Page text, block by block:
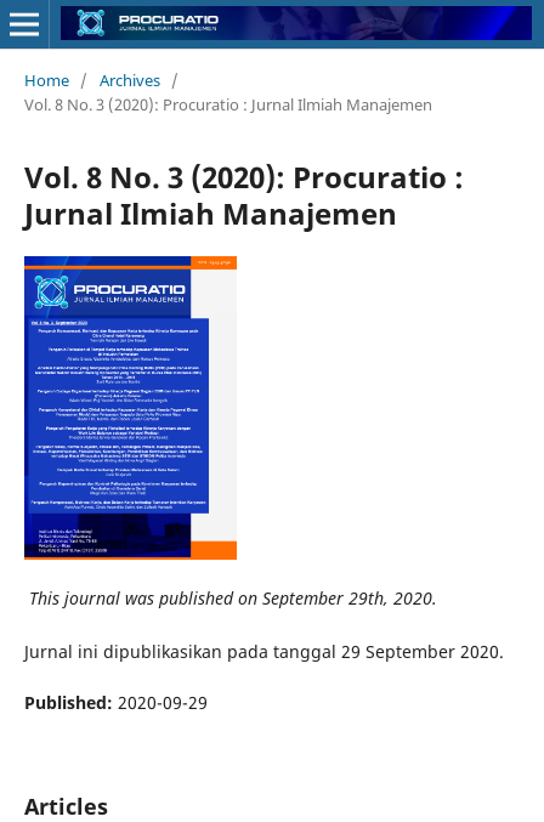
Home / Archives /
Vol. 8 No. 3 (2020): Procuratio : Jurnal Ilmiah Manajemen
Vol. 8 No. 3 (2020): Procuratio :
Jurnal Ilmiah Manajemen
This journal was published on September 29th, 2020.
Jurnal ini dipublikasikan pada tanggal 29 September 2020.
Published: 2020-09-29
Articles